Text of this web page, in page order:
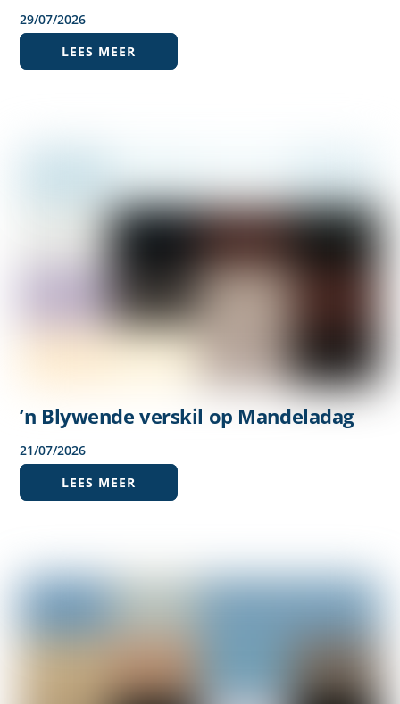
29/07/2026
LEES MEER
’n Blywende verskil op Mandeladag
21/07/2026
LEES MEER